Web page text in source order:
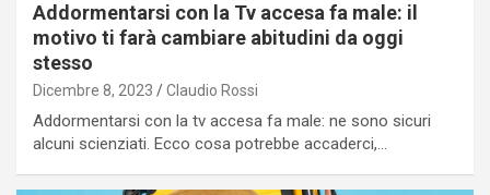
Addormentarsi con la Tv accesa fa male: il
motivo ti farà cambiare abitudini da oggi
stesso
Dicembre 8, 2023 Claudio Rossi
Addormentarsi con la tv accesa fa male: ne sono sicuri
alcuni scienziati. Ecco cosa potrebbe accaderci,…